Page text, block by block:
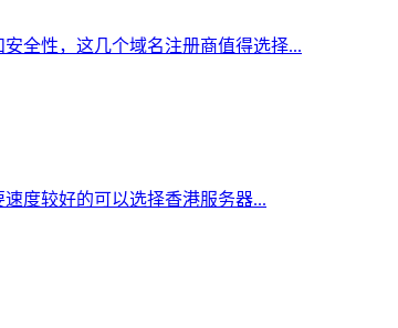
全性，这几个域名注册商值得选择...
度较好的可以选择香港服务器...